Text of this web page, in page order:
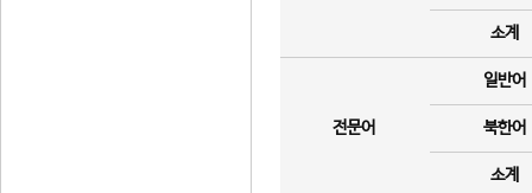
소계
전문어
일반어
북한어
소계